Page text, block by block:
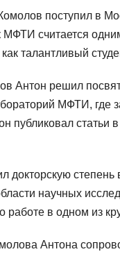
поступил в
МФТИ считается
талантливый
Антон решил
МФТИ, где
публиковал
докторскую
научных
работе в одном из
Антона